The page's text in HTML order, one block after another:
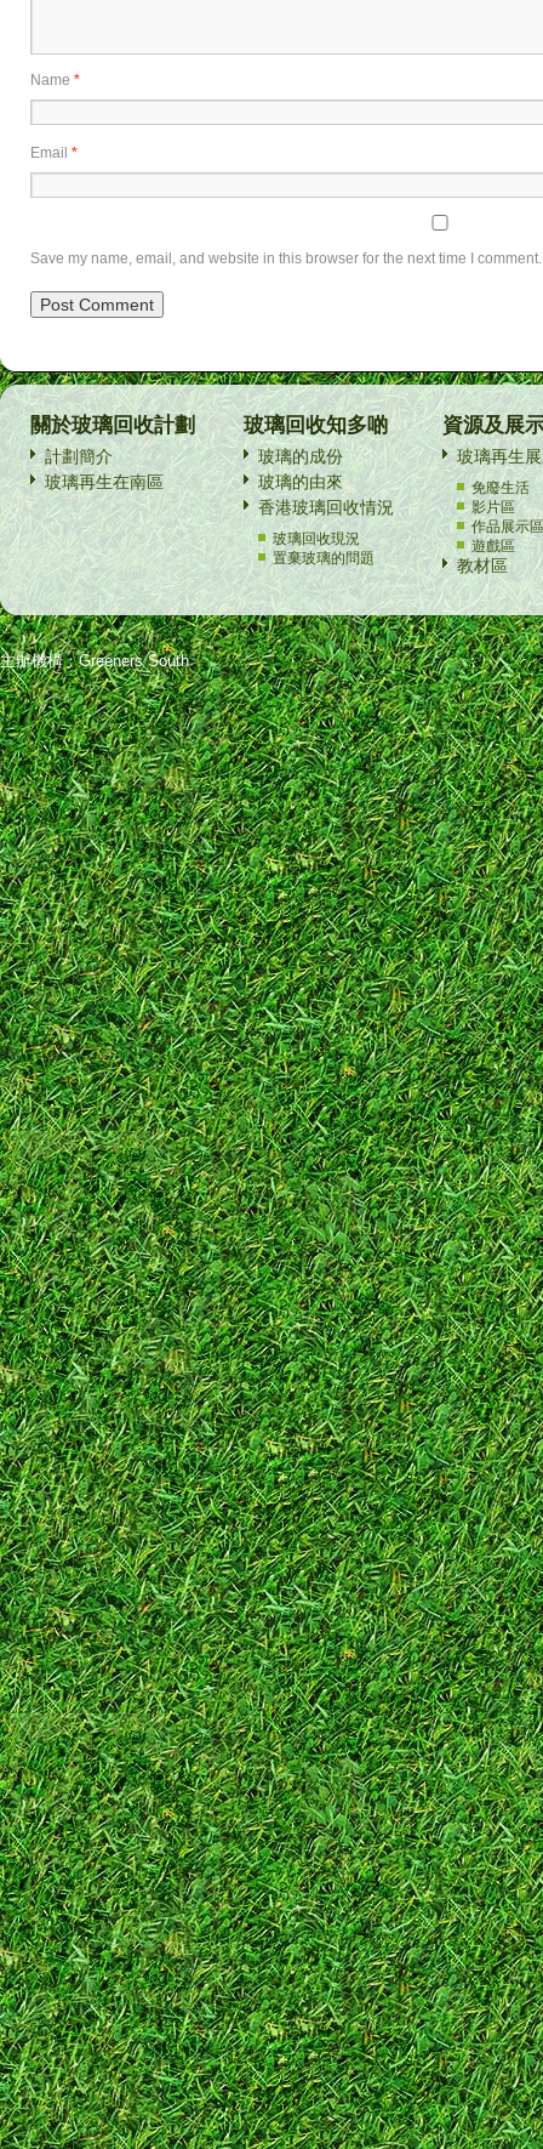
Name *
Email *
Save my name, email, and website in this browser for the next time I comment.
關於玻璃回收計劃
計劃簡介
玻璃再生在南區
玻璃回收知多啲
玻璃的成份
玻璃的由來
香港玻璃回收情況
玻璃回收現況
置棄玻璃的問題
資源及展
玻璃再生
免廢生活
影片區
作品展示區
遊戲區
教材區
主辦機構：Greeners South